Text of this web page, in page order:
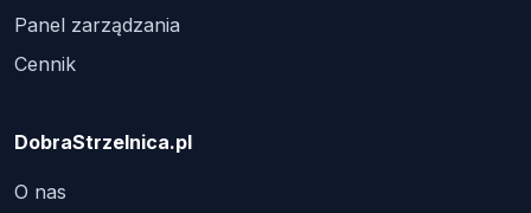
Panel zarządzania
Cennik
DobraStrzelnica.pl
O nas